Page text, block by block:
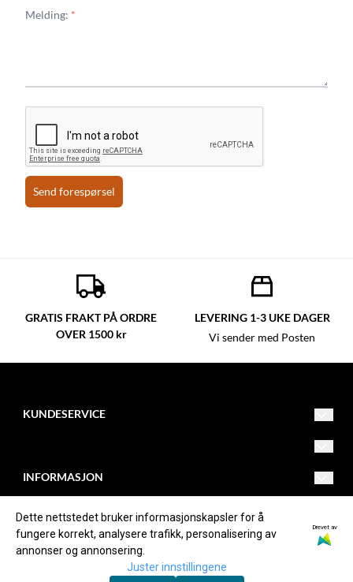
Melding: *
Send forespørsel
GRATIS FRAKT PÅ ORDRE
OVER 1500 kr
LEVERING 1-3 UKE DAGER
Vi sender med Posten
KUNDESERVICE
33697500
Engler og pirater as
Vetsveien 644
Kontakt oss
Opprett konto
Logg inn
INFORMASJON
Om informasjonskapsler
Facebook
Dette nettstedet bruker informasjonskapsler for å
fungere korrekt, analysere trafikk, personalisering av
annonser og annonsering.
Drevet av
Juster innstillingene